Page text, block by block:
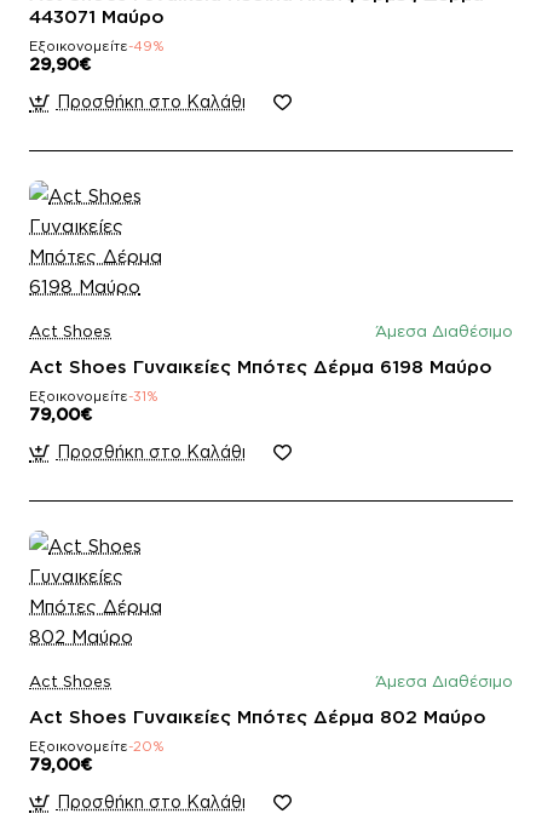
443071 Μαύρο
Εξοικονομείτε-49%
29,90€
Προσθήκη στο Καλάθι
Act Shoes Άμεσα Διαθέσιμο
Act Shoes Γυναικείες Μπότες Δέρμα 6198 Μαύρο
Εξοικονομείτε-31%
79,00€
Προσθήκη στο Καλάθι
Act Shoes Άμεσα Διαθέσιμο
Act Shoes Γυναικείες Μπότες Δέρμα 802 Μαύρο
Εξοικονομείτε-20%
79,00€
Προσθήκη στο Καλάθι